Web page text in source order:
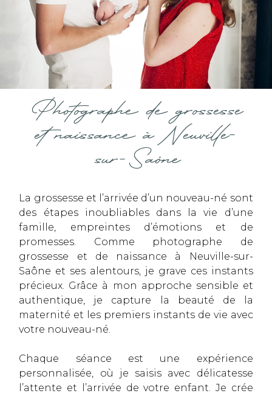
Photographe de grossesse
et naissance à Neuville-
sur-Saône
La grossesse et l’arrivée d’un nouveau-né sont
des étapes inoubliables dans la vie d’une
famille, empreintes d’émotions et de
promesses. Comme photographe de
grossesse et de naissance à Neuville-sur-
Saône et ses alentours, je grave ces instants
précieux. Grâce à mon approche sensible et
authentique, je capture la beauté de la
maternité et les premiers instants de vie avec
votre nouveau-né.
Chaque séance est une expérience
personnalisée, où je saisis avec délicatesse
l’attente et l’arrivée de votre enfant. Je crée